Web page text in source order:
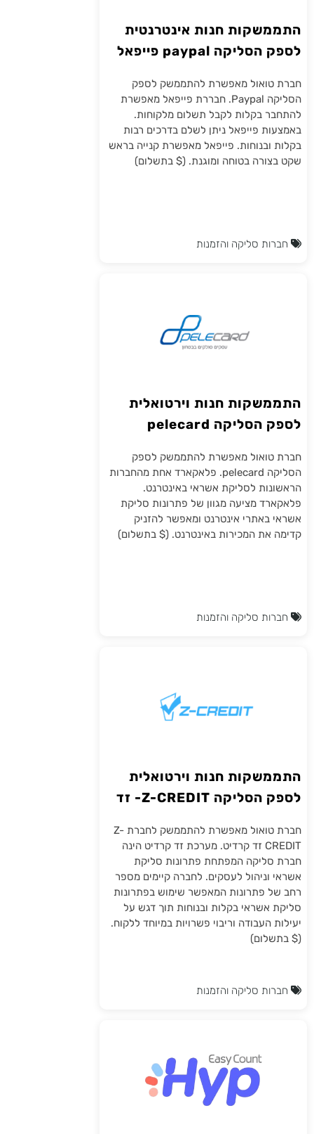
התממשקות חנות אינטרנטית
לספק הסליקה paypal פייפאל
חברת טואול מאפשרת להתממשק לספק
הסליקה Paypal. חבררת פייפאל מאפשרת
להתחבר בקלות לקבל תשלום מלקוחות.
באמצעות פייפאל ניתן לשלם בדרכים רבות
בקלות ובנוחות. פייפאל מאפשרת קנייה בראש
שקט בצורה בטוחה ומוגנת. ($ בתשלום)
חברות סליקה והזמנות
התממשקות חנות וירטואלית
לספק הסליקה pelecard
חברת טואול מאפשרת להתממשק לספק
הסליקה pelecard. פלאקארד אחת מהחברות
הראשונות לסליקת אשראי באינטרנט.
פלאקארד מציעה מגוון של פתרונות סליקת
אשראי באתרי אינטרנט ומאפשר להזניק
קדימה את המכירות באינטרנט. ($ בתשלום)
חברות סליקה והזמנות
התממשקות חנות וירטואלית
לספק הסליקה Z-CREDIT- זד
חברת טואול מאפשרת להתממשק לחברת Z-
CREDIT זד קרדיט. מערכת זד קרדיט הינה
חברת סליקה המפתחת פתרונות סליקת
אשראי וניהול לעסקים. לחברה קיימים מספר
רחב של פתרונות המאפשר שימוש בפתרונות
סליקת אשראי בקלות ובנוחות תוך דגש על
יעילות העבודה וריבוי פשרויות במיוחד ללקוח.
($ בתשלום)
חברות סליקה והזמנות